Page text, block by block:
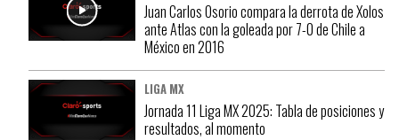
Juan Carlos Osorio compara la derrota de Xolos
ante Atlas con la goleada por 7-0 de Chile a
México en 2016
LIGA MX
Jornada 11 Liga MX 2025: Tabla de posiciones y
resultados, al momento